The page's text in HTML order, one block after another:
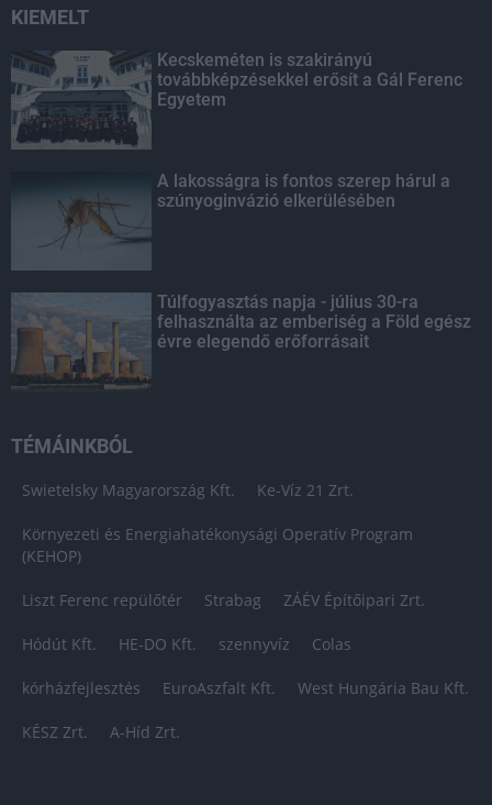
KIEMELT
Kecskeméten is szakirányú
továbbképzésekkel erősít a Gál Ferenc
Egyetem
A lakosságra is fontos szerep hárul a
szúnyoginvázió elkerülésében
Túlfogyasztás napja - július 30-ra
felhasználta az emberiség a Föld egész
évre elegendő erőforrásait
TÉMÁINKBÓL
Swietelsky Magyarország Kft. Ke-Víz 21 Zrt.
Környezeti és Energiahatékonysági Operatív Program
(KEHOP)
Liszt Ferenc repülőtér Strabag ZÁÉV Építőipari Zrt.
Hódút Kft. HE-DO Kft. szennyvíz Colas
kórházfejlesztés EuroAszfalt Kft. West Hungária Bau Kft.
KÉSZ Zrt. A-Híd Zrt.